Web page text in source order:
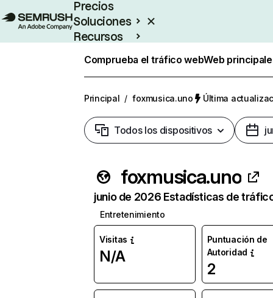
Precios
Soluciones
Recursos
Comprueba el tráfico webWeb
Principal / foxmusica.uno Última
Todos los dispositivos
foxmusica.uno
junio de 2026 Estadísticas de
Entretenimiento
Visitas
N/A
Puntuación de
Autoridad
2